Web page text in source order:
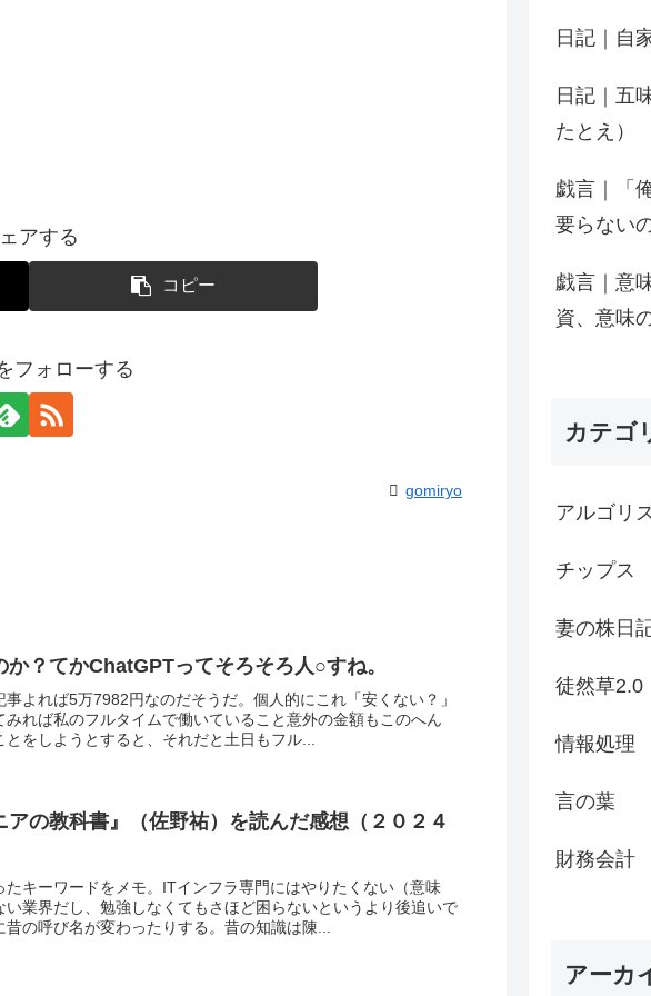
アする
コピー
フォローする
gomiryo
？てかChatGPTってそろそろ人○すね。
よれば5万7982円なのだそうだ。個人的にこれ「安くない？」
れば私のフルタイムで働いていること意外の金額もこのへん
をしようとすると、それだと土日もフル...
の教科書』（佐野祐）を読んだ感想（２０２４
キーワードをメモ。ITインフラ専門にはやりたくない（意味
業界だし、勉強しなくてもさほど困らないというより後追いで
の呼び名が変わったりする。昔の知識は陳...
日記｜自
日記｜五
たとえ）
戯言｜「
要らない
戯言｜意
資、意味
カテゴ
アルゴリ
チップス
妻の株日
徒然草2.0
情報処理
言の葉
財務会計
アーカ